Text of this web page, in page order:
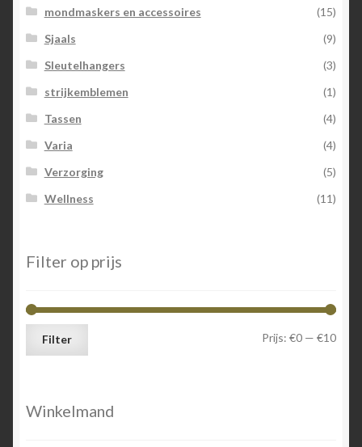
mondmaskers en accessoires
(15)
Sjaals
(9)
Sleutelhangers
(3)
strijkemblemen
(1)
Tassen
(4)
Varia
(4)
Verzorging
(5)
Wellness
(11)
Filter op prijs
Min.
Max.
Filter Prijs: €0 — €10
Winkelmand